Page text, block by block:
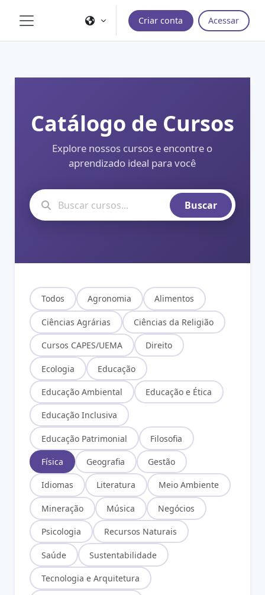
Ir para o conteúdo principal
Criar conta Acessar
Catálogo de Cursos
Explore nossos cursos e encontre o
aprendizado ideal para você
Buscar
Todos Agronomia Alimentos
Ciências Agrárias Ciências da Religião
Cursos CAPES/UEMA Direito
Ecologia Educação
Educação Ambiental Educação e Ética
Educação Inclusiva
Educação Patrimonial Filosofia
Física Geografia Gestão
Idiomas Literatura Meio Ambiente
Mineração Música Negócios
Psicologia Recursos Naturais
Saúde Sustentabilidade
Tecnologia e Arquitetura